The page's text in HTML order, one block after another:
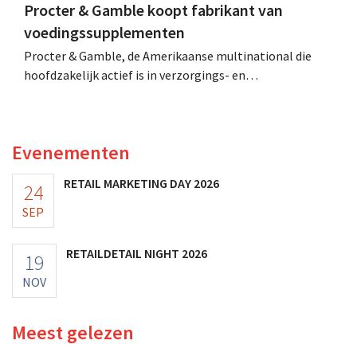
Procter & Gamble koopt fabrikant van
voedingssupplementen
Procter & Gamble, de Amerikaanse multinational die
hoofdzakelijk actief is in verzorgings- en
Evenementen
24
SEP
RETAIL MARKETING DAY 2026
19
NOV
RETAILDETAIL NIGHT 2026
Meest gelezen